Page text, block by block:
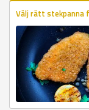
Välj rätt stekpanna